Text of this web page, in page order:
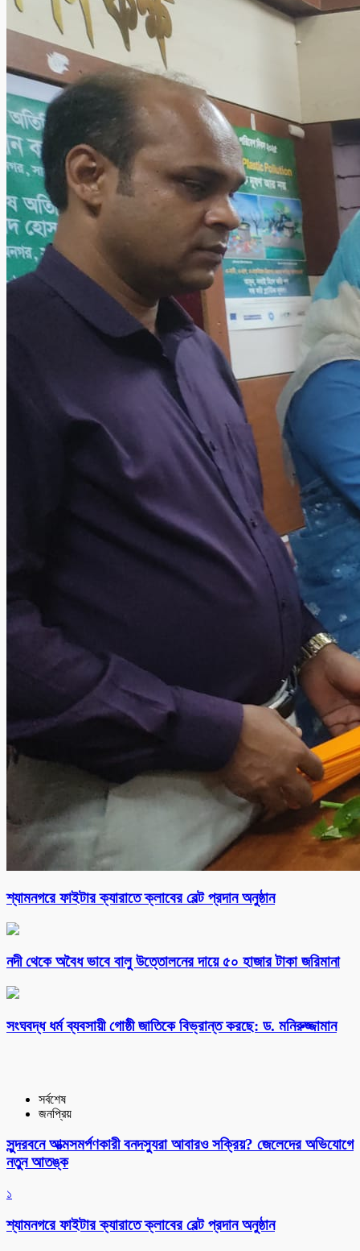
শ্যামনগরে ফাইটার ক্যারাতে ক্লাবের বেল্ট প্রদান অনুষ্ঠান
নদী থেকে অবৈধ ভাবে বালু উত্তোলনের দায়ে ৫০ হাজার টাকা জরিমানা
সংঘবদ্ধ ধর্ম ব্যবসায়ী গোষ্ঠী জাতিকে বিভ্রান্ত করছে: ড. মনিরুজ্জামান
সর্বশেষ
জনপ্রিয়
সুন্দরবনে আত্মসমর্পণকারী বনদস্যুরা আবারও সক্রিয়? জেলেদের অভিযোগে
নতুন আতঙ্ক
১
শ্যামনগরে ফাইটার ক্যারাতে ক্লাবের বেল্ট প্রদান অনুষ্ঠান